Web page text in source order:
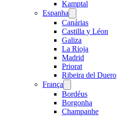
Kamptal
Espanha
menu
Canárias
Castilla y Léon
Galiza
La Rioja
Madrid
Priorat
Ribeira del Duero
França
menu
Bordéus
Borgonha
Champanhe